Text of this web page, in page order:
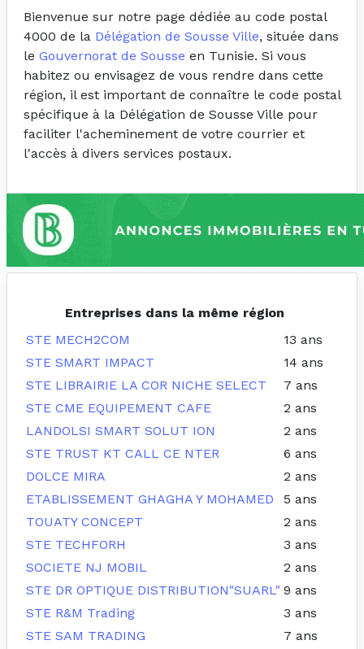
Bienvenue sur notre page dédiée au code postal
4000 de la Délégation de Sousse Ville, située dans
le Gouvernorat de Sousse en Tunisie. Si vous
habitez ou envisagez de vous rendre dans cette
région, il est important de connaître le code postal
spécifique à la Délégation de Sousse Ville pour
faciliter l'acheminement de votre courrier et
l'accès à divers services postaux.
Entreprises dans la même région
STE MECH2COM
13 ans
STE SMART IMPACT
14 ans
STE LIBRAIRIE LA COR NICHE SELECT
7 ans
STE CME EQUIPEMENT CAFE
2 ans
LANDOLSI SMART SOLUT ION
2 ans
STE TRUST KT CALL CE NTER
6 ans
DOLCE MIRA
2 ans
ETABLISSEMENT GHAGHA Y MOHAMED
5 ans
TOUATY CONCEPT
2 ans
STE TECHFORH
3 ans
SOCIETE NJ MOBIL
2 ans
STE DR OPTIQUE DISTRIBUTION"SUARL" 9 ans
STE R&M Trading
3 ans
STE SAM TRADING
7 ans